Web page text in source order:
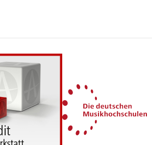
gegen Fremdenfeindlichkeit